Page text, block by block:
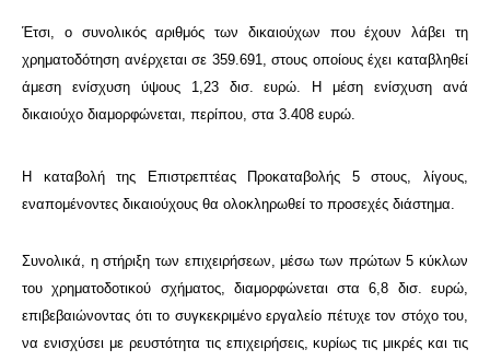
Έτσι, ο συνολικός αριθμός των δικαιούχων που έχουν λάβει τη
χρηματοδότηση ανέρχεται σε 359.691, στους οποίους έχει καταβληθεί
άμεση ενίσχυση ύψους 1,23 δισ. ευρώ. Η μέση ενίσχυση ανά
δικαιούχο διαμορφώνεται, περίπου, στα 3.408 ευρώ.
Η καταβολή της Επιστρεπτέας Προκαταβολής 5 στους, λίγους,
εναπομένοντες δικαιούχους θα ολοκληρωθεί το προσεχές διάστημα.
Συνολικά, η στήριξη των επιχειρήσεων, μέσω των πρώτων 5 κύκλων
του χρηματοδοτικού σχήματος, διαμορφώνεται στα 6,8 δισ. ευρώ,
επιβεβαιώνοντας ότι το συγκεκριμένο εργαλείο πέτυχε τον στόχο του,
να ενισχύσει με ρευστότητα τις επιχειρήσεις, κυρίως τις μικρές και τις